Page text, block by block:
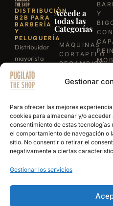
Gestionar
Para ofrecer las mejores
cookies para almacenar y/o acceder
consentimiento de estas
el comportamiento de navegación o
sitio. No consentir o retirar el
negativamente a ciertas
Gestionar los servicios
DISTRIBUCIÓN
B2B PARA
BARBERÍA
Y
PELUQUERÍA
Distribuidor
mayorista
para
profesionales
de la
barbería y
peluquería.
Más de 15
años
abasteciendo
mejores
Accede a
todas las
Categorías
MÁQUINAS
CORTAPELO
RECAMBIOS
REPUESTOS
NAVAJAS
BARBERÍA
SECADORES
PRODUCTOS
DE
Y